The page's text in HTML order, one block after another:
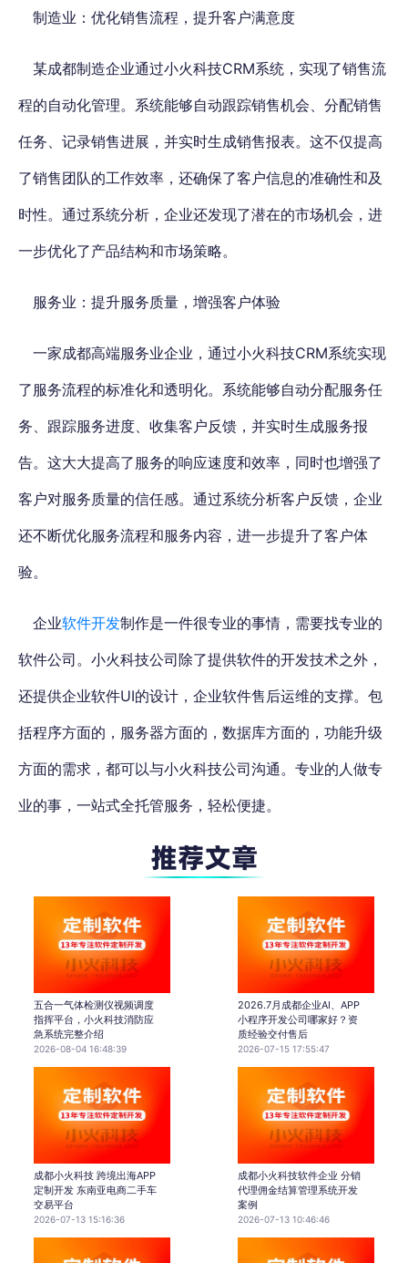
制造业：优化销售流程，提升客户满意度
某成都制造企业通过小火科技CRM系统，实现了销售流
程的自动化管理。系统能够自动跟踪销售机会、分配销售
任务、记录销售进展，并实时生成销售报表。这不仅提高
了销售团队的工作效率，还确保了客户信息的准确性和及
时性。通过系统分析，企业还发现了潜在的市场机会，进
一步优化了产品结构和市场策略。
服务业：提升服务质量，增强客户体验
一家成都高端服务业企业，通过小火科技CRM系统实现
了服务流程的标准化和透明化。系统能够自动分配服务任
务、跟踪服务进度、收集客户反馈，并实时生成服务报
告。这大大提高了服务的响应速度和效率，同时也增强了
客户对服务质量的信任感。通过系统分析客户反馈，企业
还不断优化服务流程和服务内容，进一步提升了客户体
验。
企业软件开发制作是一件很专业的事情，需要找专业的
软件公司。 小火科技公司除了提供软件的开发技术之外，
还提供企业软件UI的设计，企业软件售后运维的支撑。包
括程序方面的，服务器方面的，数据库方面的，功能升级
方面的需求 ，都可以与小火科技公司沟通。专业的人做专
业的事，一站式全托管服务，轻松便捷。
五合一气体检测仪视频调度
指挥平台，小火科技消防应
急系统完整介绍
2026-08-04 16:48:39
2026.7月成都企业AI、APP
小程序开发公司哪家好？资
质经验交付售后
2026-07-15 17:55:47
成都小火科技 跨境出海APP
定制开发 东南亚电商二手车
交易平台
2026-07-13 15:16:36
成都小火科技软件企业 分销
代理佣金结算管理系统开发
案例
2026-07-13 10:46:46